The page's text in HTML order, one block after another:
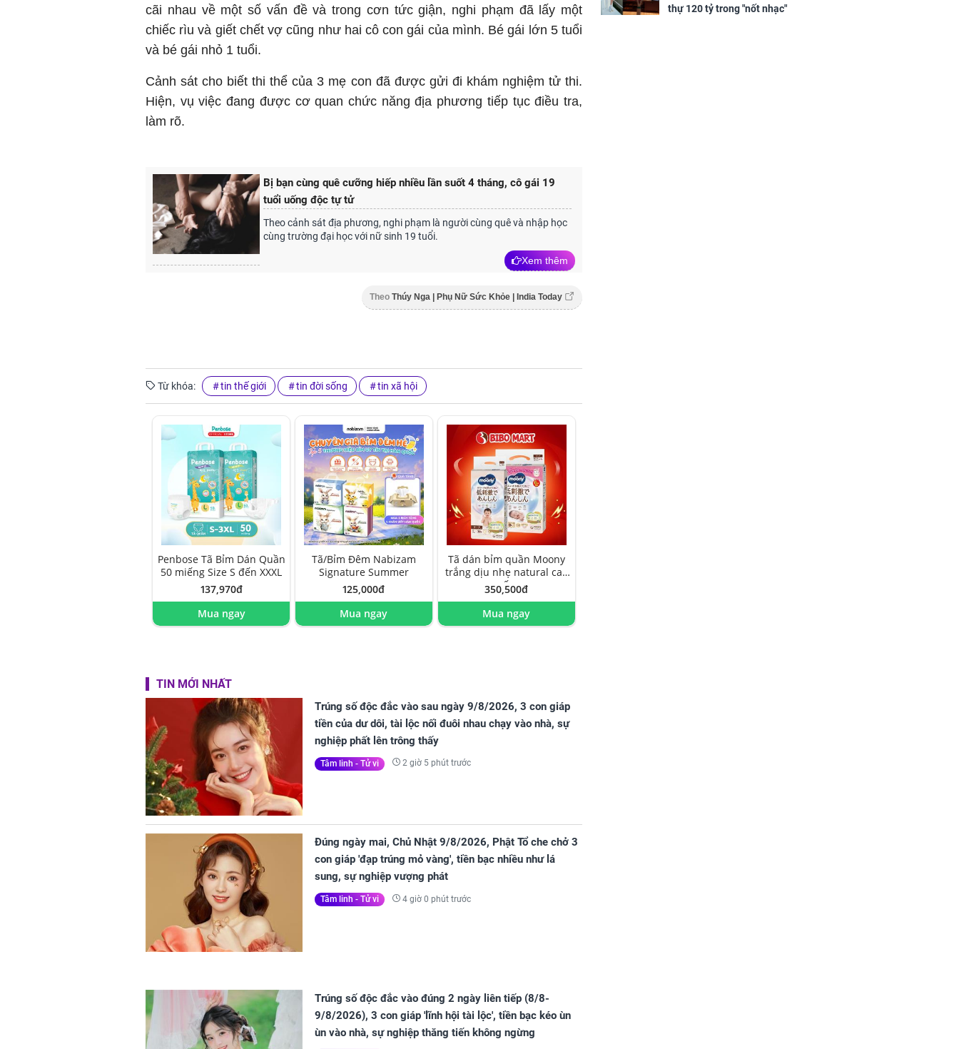
cãi nhau về một số vấn đề và trong cơn tức giận, nghi phạm đã lấy một
chiếc rìu và giết chết vợ cũng như hai cô con gái của mình. Bé gái lớn 5 tuổi
và bé gái nhỏ 1 tuổi.
Cảnh sát cho biết thi thể của 3 mẹ con đã được gửi đi khám nghiệm tử thi.
Hiện, vụ việc đang được cơ quan chức năng địa phương tiếp tục điều tra,
làm rõ.
Bị bạn cùng quê cưỡng hiếp nhiều lần suốt 4 tháng, cô gái 19
tuổi uống độc tự tử
Theo cảnh sát địa phương, nghi phạm là người cùng quê và nhập học
cùng trường đại học với nữ sinh 19 tuổi.
Xem thêm
Theo Thúy Nga | Phụ Nữ Sức Khỏe | India Today
Từ khóa: tin thế giới tin đời sống tin xã hội
Penbose Tã Bỉm Dán Quần
50 miếng Size S đến XXXL
137,970đ
Mua ngay
Tã/Bỉm Đêm Nabizam
Signature Summer
125,000đ
Mua ngay
Tã dán bỉm quần Moony
trắng dịu nhẹ natural cao
cấp
350,500đ
Mua ngay
TIN MỚI NHẤT
Trúng số độc đắc vào sau ngày 9/8/2026, 3 con giáp
tiền của dư dôi, tài lộc nối đuôi nhau chạy vào nhà, sự
nghiệp phất lên trông thấy
Tâm linh - Tử vi 2 giờ 5 phút trước
Đúng ngày mai, Chủ Nhật 9/8/2026, Phật Tổ che chở 3
con giáp 'đạp trúng mỏ vàng', tiền bạc nhiều như lá
sung, sự nghiệp vượng phát
Tâm linh - Tử vi 4 giờ 0 phút trước
Trúng số độc đắc vào đúng 2 ngày liên tiếp (8/8-
9/8/2026), 3 con giáp 'lĩnh hội tài lộc', tiền bạc kéo ùn
ùn vào nhà, sự nghiệp thăng tiến không ngừng
ngơi đồ sộ
thự 120 tỷ trong "nốt nhạc"